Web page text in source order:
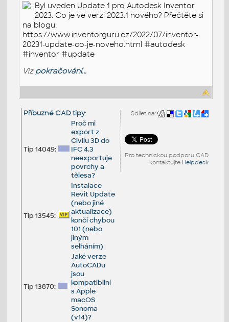
Byl uveden Update 1 pro Autodesk Inventor
2023. Co je ve verzi 2023.1 nového? Přečtěte si
na blogu:
https://www.inventorguru.cz/2022/07/inventor-
20231-update-co-je-noveho.html #autodesk
#inventor #update
Viz pokračování...
Sdílet na:
Pro technickou podporu CAD
kontaktujte Helpdesk
Příbuzné CAD tipy:
Tip 14049:
Proč mi
export z
Civilu 3D do
IFC 4.3
neexportuje
povrchy a
tělesa?
Tip 13545:
Instalace
Revit Update
(nebo jiné
aktualizace)
končí chybou
101 (nebo
jiným
selháním)
Tip 13870:
Jaké verze
AutoCADu
jsou
kompatibilní
s Apple
macOS
Sonoma
(v14)?